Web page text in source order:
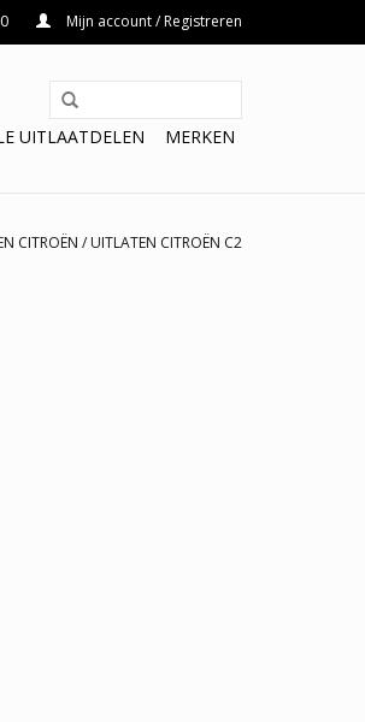
Mijn account / Registreren
UITLAATDELEN MERKEN
CITROËN / UITLATEN CITROËN C2